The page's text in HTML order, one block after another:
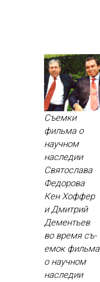
Съемки
фильма о
научном
наследии
Святослава
Федорова
Кен Хоф­фер
и Дмит­рий
Де­менть­ев
во вре­мя съ­
емок филь­ма
о на­уч­ном
нас­ле­дии